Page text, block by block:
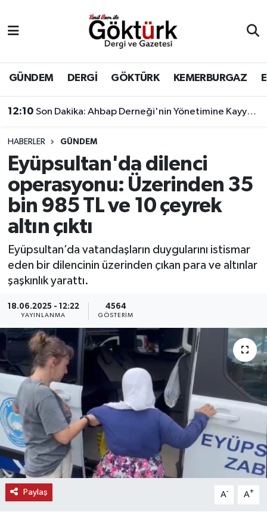
GÜNDEM DERGİ GÖKTÜRK KEMERBURGAZ
12:10 Son Dakika: Ahbap Derneği'nin Yönetimine Kayyum Atandı
HABERLER GÜNDEM
Eyüpsultan'da dilenci
operasyonu: Üzerinden 35
bin 985 TL ve 10 çeyrek
altın çıktı
Eyüpsultan’da vatandaşların duygularını istismar
eden bir dilencinin üzerinden çıkan para ve altınlar
şaşkınlık yarattı.
18.06.2025 - 12:22
YAYINLANMA
4564
GÖSTERIM
Paylaş A- A+
BİLİM
DERGİ
DÜNYA
EĞİTİM
EKONOMİ
GÖKTÜRK
KEMERBURGAZ
KÜLTÜR - SANAT
MAGAZİN
ÖZEL HABER
SAĞLIK
SPOR
TEKNOLOJİ
TİCARET
Eyüpsultan Hava Durumu
Eyüpsultan Trafik Yoğunluk Haritası
Süper Lig Puan Durumu ve Fikstür
Tüm Manşetler
Son Dakika Haberleri
Haber Arşivi